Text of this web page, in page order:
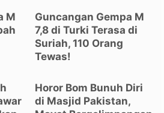
M
Guncangan Gempa M
7,8 di Turki Terasa di
Suriah, 110 Orang
Tewas!
Horor Bom Bunuh Diri
di Masjid Pakistan,